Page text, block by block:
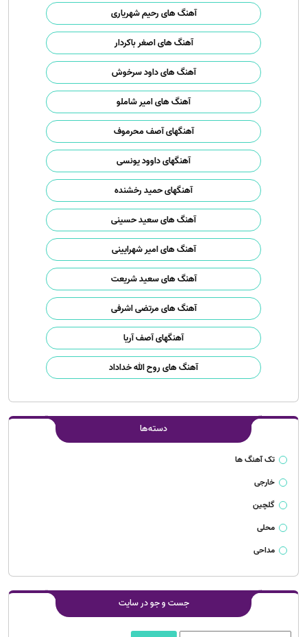
آهنگ های رحیم شهریاری
آهنگ های اصغر باکردار
آهنگ های داود سرخوش
آهنگ های امیر شاملو
آهنگهای آصف محرموف
آهنگهای داوود یونسی
آهنگهای حمید رخشنده
آهنگ های سعید حسینی
آهنگ های امیر شهرایینی
آهنگ های سعید شریعت
آهنگ های مرتضی اشرفی
آهنگهای آصف آریا
آهنگ های روح الله خداداد
دسته‌ها
تک آهنگ ها
خارجی
گلچین
محلی
مداحی
جست و جو در سایت